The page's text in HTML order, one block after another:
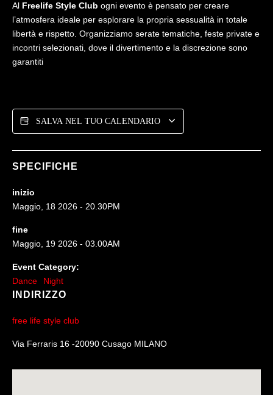
Al Freelife Style Club ogni evento è pensato per creare
l’atmosfera ideale per esplorare la propria sessualità in totale
libertà e rispetto. Organizziamo serate tematiche, feste private e
incontri selezionati, dove il divertimento e la discrezione sono
garantiti
SALVA NEL TUO CALENDARIO
SPECIFICHE
inizio
Maggio, 18 2026 - 20.30PM
fine
Maggio, 19 2026 - 03.00AM
Event Category:
Dance
Night
INDIRIZZO
free life style club
Via Ferraris 16 -20090 Cusago MILANO